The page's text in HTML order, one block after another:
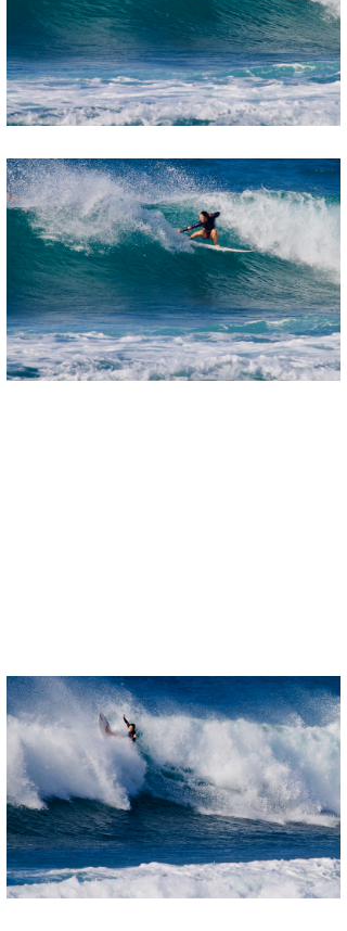
唐澤予報士
SancheZ
ゴン
米山予報士
wanda
予報士 hiro.
banpaku
Mr.K
chappy